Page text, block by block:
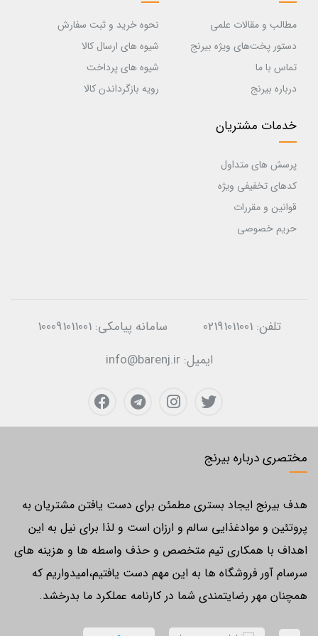
مطالب و مقالات علمی
دستور پخت‌های ویژه بیرنج
تماس با ما
درباره بیرنج
نحوه خرید و ثبت سفارش
شیوه های ارسال کالا
شیوه های پرداخت
رویه بازگرداندن کالا
خدمات مشتریان
پرسش های متداول
کدهای تخفیفی ویژه
قوانین و مقررات
حریم خصوصی
تلفن:02191011001 سامانه پیامکی:100091011001
ایمیل:info@barenj.ir
مختصری درباره بیرنج
هدف بیرنج ایجاد بستری مطمئن برای دست یافتن مشتریان به
پروتئین و موادغذایی سالم و ارزان است و لذا برای نیل به این
اهداف با همکاری تیم متخصص و حذف واسطه ها و هزینه های
سرسام آور فروشگاه ها به این مهم دست یافتیم،امیدواریم که
همچنان مهر رضایتمندی شما در کارنامه عملکرد ما بدرخشد.